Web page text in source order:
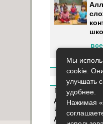
Пользуясь
даёте
и хранение
данных
Мы
cookie.
улучшать
удобнее.
Нажимая